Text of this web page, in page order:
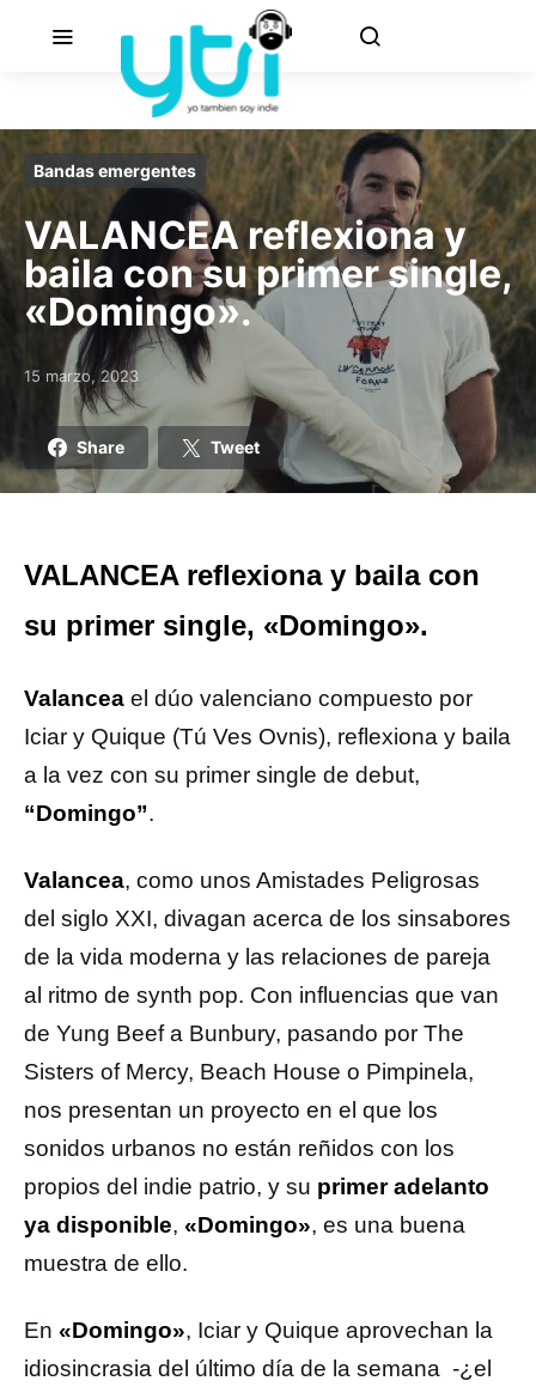
Bandas emergentes
VALANCEA reflexiona y
baila con su primer single,
«Domingo».
Posted on
15 marzo, 2023
Share Tweet
VALANCEA reflexiona y baila con
su primer single, «Domingo».
Valancea el dúo valenciano compuesto por
Iciar y Quique (Tú Ves Ovnis), reflexiona y baila
a la vez con su primer single de debut,
“Domingo”.
Valancea, como unos Amistades Peligrosas
del siglo XXI, divagan acerca de los sinsabores
de la vida moderna y las relaciones de pareja
al ritmo de synth pop. Con influencias que van
de Yung Beef a Bunbury, pasando por The
Sisters of Mercy, Beach House o Pimpinela,
nos presentan un proyecto en el que los
sonidos urbanos no están reñidos con los
propios del indie patrio, y su primer adelanto
ya disponible, «Domingo», es una buena
muestra de ello.
En «Domingo», Iciar y Quique aprovechan la
idiosincrasia del último día de la semana -¿el